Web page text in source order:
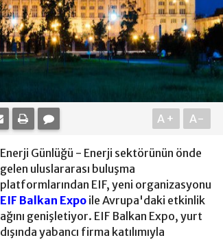
A+ A-
Enerji Günlüğü - Enerji sektörünün önde
gelen uluslararası buluşma
platformlarından EIF, yeni organizasyonu
EIF Balkan Expo ile Avrupa'daki etkinlik
ağını genişletiyor. EIF Balkan Expo, yurt
dışında yabancı firma katılımıyla